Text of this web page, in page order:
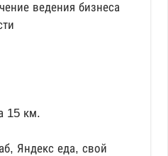
ведения бизнеса
15 км.
Яндекс еда, свой